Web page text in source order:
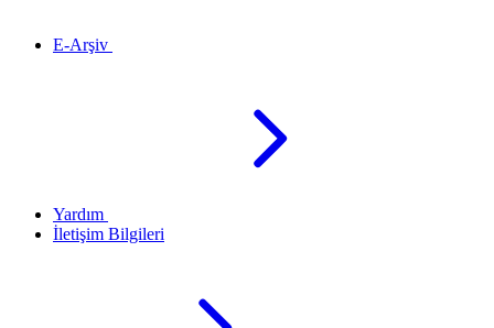
E-Arşiv
Yardım
İletişim Bilgileri